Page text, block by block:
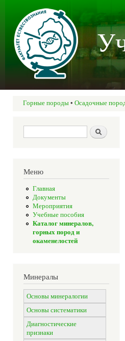
Горные породы• Осадочные
Форма поиска Поиск
Меню
Главная
Документы
Мероприятия
Учебные пособия
Каталог минералов,
горных пород и
окаменелостей
Минералы
Основы минералогии
Основы систематики
Диагностические
признаки